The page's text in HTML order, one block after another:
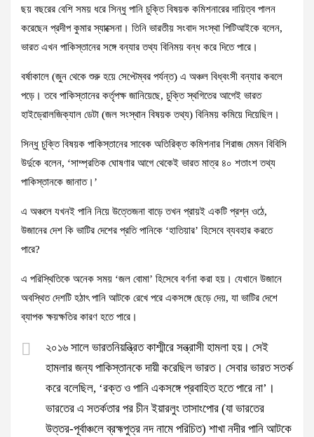
ছয় বছরের বেশি সময় ধরে সিন্ধু পানি চুক্তি বিষয়ক কমিশনারের দায়িত্ব পালন
করেছেন প্রদীপ কুমার স্যাক্সেনা। তিনি ভারতীয় সংবাদ সংস্থা পিটিআইকে বলেন,
ভারত এখন পাকিস্তানের সঙ্গে বন্যার তথ্য বিনিময় বন্ধ করে দিতে পারে।
বর্ষাকালে (জুন থেকে শুরু হয়ে সেপ্টেম্বর পর্যন্ত) এ অঞ্চল বিধ্বংসী বন্যার কবলে
পড়ে। তবে পাকিস্তানের কর্তৃপক্ষ জানিয়েছে, চুক্তি স্থগিতের আগেই ভারত
হাইড্রোলজিক্যাল ডেটা (জল সংস্থান বিষয়ক তথ্য) বিনিময় কমিয়ে দিয়েছিল।
সিন্ধু চুক্তি বিষয়ক পাকিস্তানের সাবেক অতিরিক্ত কমিশনার শিরাজ মেমন বিবিসি
উর্দুকে বলেন, ‘সাম্প্রতিক ঘোষণার আগে থেকেই ভারত মাত্র ৪০ শতাংশ তথ্য
পাকিস্তানকে জানাত।’
এ অঞ্চলে যখনই পানি নিয়ে উত্তেজনা বাড়ে তখন প্রায়ই একটি প্রশ্ন ওঠে,
উজানের দেশ কি ভাটির দেশের প্রতি পানিকে ‘হাতিয়ার’ হিসেবে ব্যবহার করতে
পারে?
এ পরিস্থিতিকে অনেক সময় ‘জল বোমা’ হিসেবে বর্ণনা করা হয়। যেখানে উজানে
অবস্থিত দেশটি হঠাৎ পানি আটকে রেখে পরে একসঙ্গে ছেড়ে দেয়, যা ভাটির দেশে
ব্যাপক ক্ষয়ক্ষতির কারণ হতে পারে।
২০১৬ সালে ভারতনিয়ন্ত্রিত কাশ্মীরে সন্ত্রাসী হামলা হয়। সেই
হামলার জন্য পাকিস্তানকে দায়ী করেছিল ভারত। সেবার ভারত সতর্ক
করে বলেছিল, ‘রক্ত ও পানি একসঙ্গে প্রবাহিত হতে পারে না’।
ভারতের এ সতর্কতার পর চীন ইয়ারলুং তাসাংপোর (যা ভারতের
উত্তর-পূর্বাঞ্চলে ব্রহ্মপুত্র নদ নামে পরিচিত) শাখা নদীর পানি আটকে